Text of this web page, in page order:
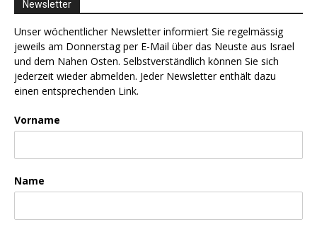
Newsletter
Unser wöchentlicher Newsletter informiert Sie regelmässig
jeweils am Donnerstag per E-Mail über das Neuste aus Israel
und dem Nahen Osten. Selbstverständlich können Sie sich
jederzeit wieder abmelden. Jeder Newsletter enthält dazu
einen entsprechenden Link.
Vorname
Name